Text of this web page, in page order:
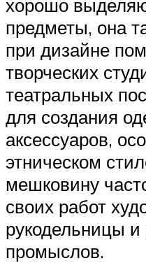
хорошо
предметы, она
при дизайне
творческих
театральных
для создания
аксессуаров,
этническом
мешковину
своих работ
рукодельницы
промыслов.